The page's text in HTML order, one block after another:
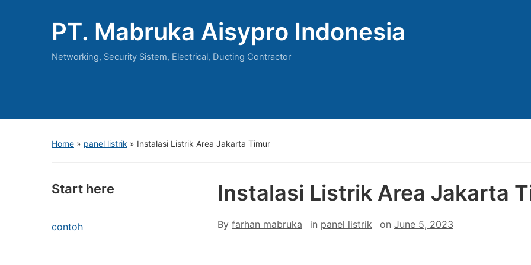
PT. Mabruka Aisypro Indonesia
Networking, Security Sistem, Electrical, Ducting Contractor
Home » panel listrik » Instalasi Listrik Area Jakarta Timur
Start here
contoh
Instalasi Listrik Area Jakarta
By farhan mabruka in panel listrik on June 5, 2023